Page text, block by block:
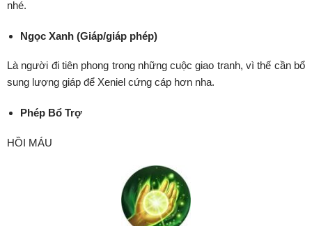
nhé.
Ngọc Xanh (Giáp/giáp phép)
Là người đi tiên phong trong những cuộc giao tranh, vì thế cần bổ
sung lượng giáp để Xeniel cứng cáp hơn nha.
Phép Bổ Trợ
HỒI MÁU